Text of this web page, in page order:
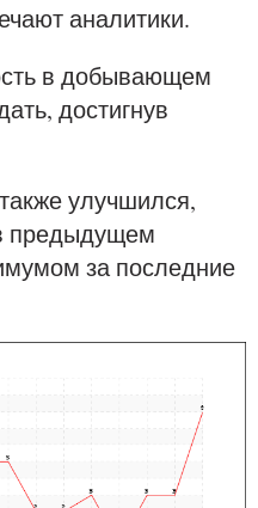
аналитики.
в добывающем
достигнув
улучшился,
предыдущем
за последние